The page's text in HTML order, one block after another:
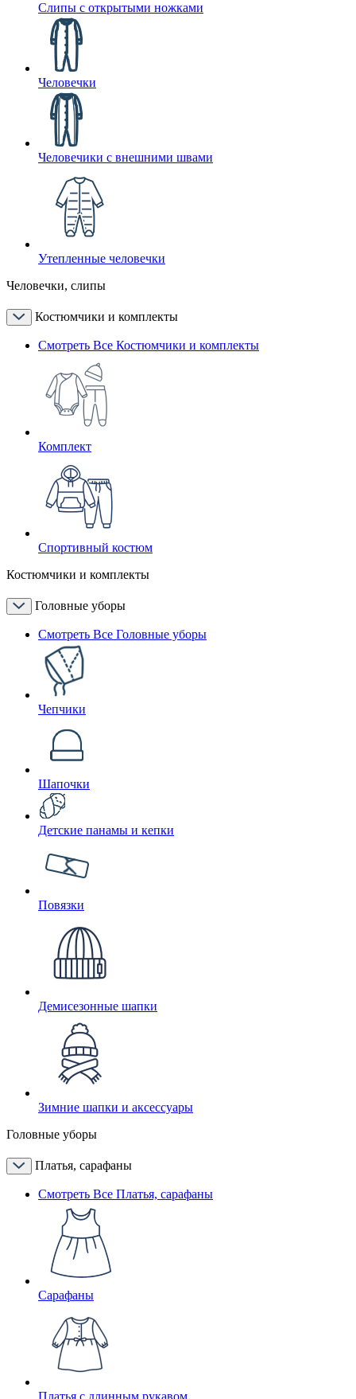
Слипы с открытыми ножками
Человечки
Человечики с внешними швами
Утепленные человечки
Человечки, слипы
Костюмчики и комплекты
Смотреть Все Костюмчики и комплекты
Комплект
Спортивный костюм
Костюмчики и комплекты
Головные уборы
Смотреть Все Головные уборы
Чепчики
Шапочки
Детские панамы и кепки
Повязки
Демисезонные шапки
Зимние шапки и аксессуары
Головные уборы
Платья, сарафаны
Смотреть Все Платья, сарафаны
Сарафаны
Платья с длинным рукавом